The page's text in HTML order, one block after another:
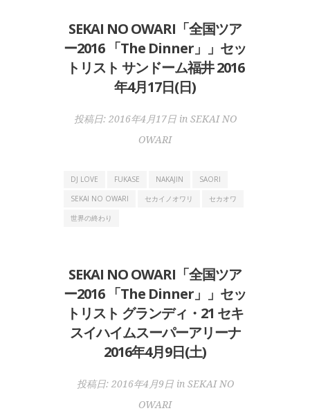
SEKAI NO OWARI「全国ツア
ー2016 「The Dinner」」セッ
トリスト サンドーム福井 2016
年4月17日(日)
投稿日: 2016年4月17日in SEKAI NO
OWARI
DJ LOVE FUKASE NAKAJIN
SAORI
SEKAI NO OWARI
セカイノオワリ
セカオワ
世界の終わり
SEKAI NO OWARI「全国ツア
ー2016 「The Dinner」」セッ
トリスト グランディ・21 セキ
スイハイムスーパーアリーナ
2016年4月9日(土)
投稿日: 2016年4月9日in SEKAI NO
OWARI